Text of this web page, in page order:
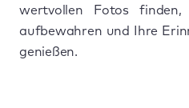
wertvollen Fotos
aufbewahren und Ihre
genießen.